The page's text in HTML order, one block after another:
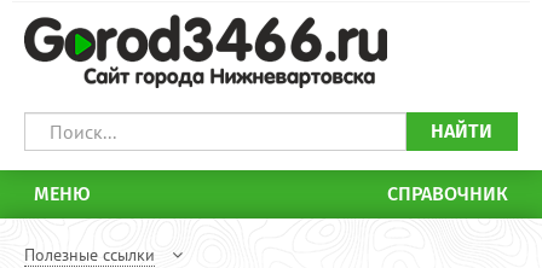
НАЙТИ
МЕНЮ СПРАВОЧНИК
Полезные ссылки